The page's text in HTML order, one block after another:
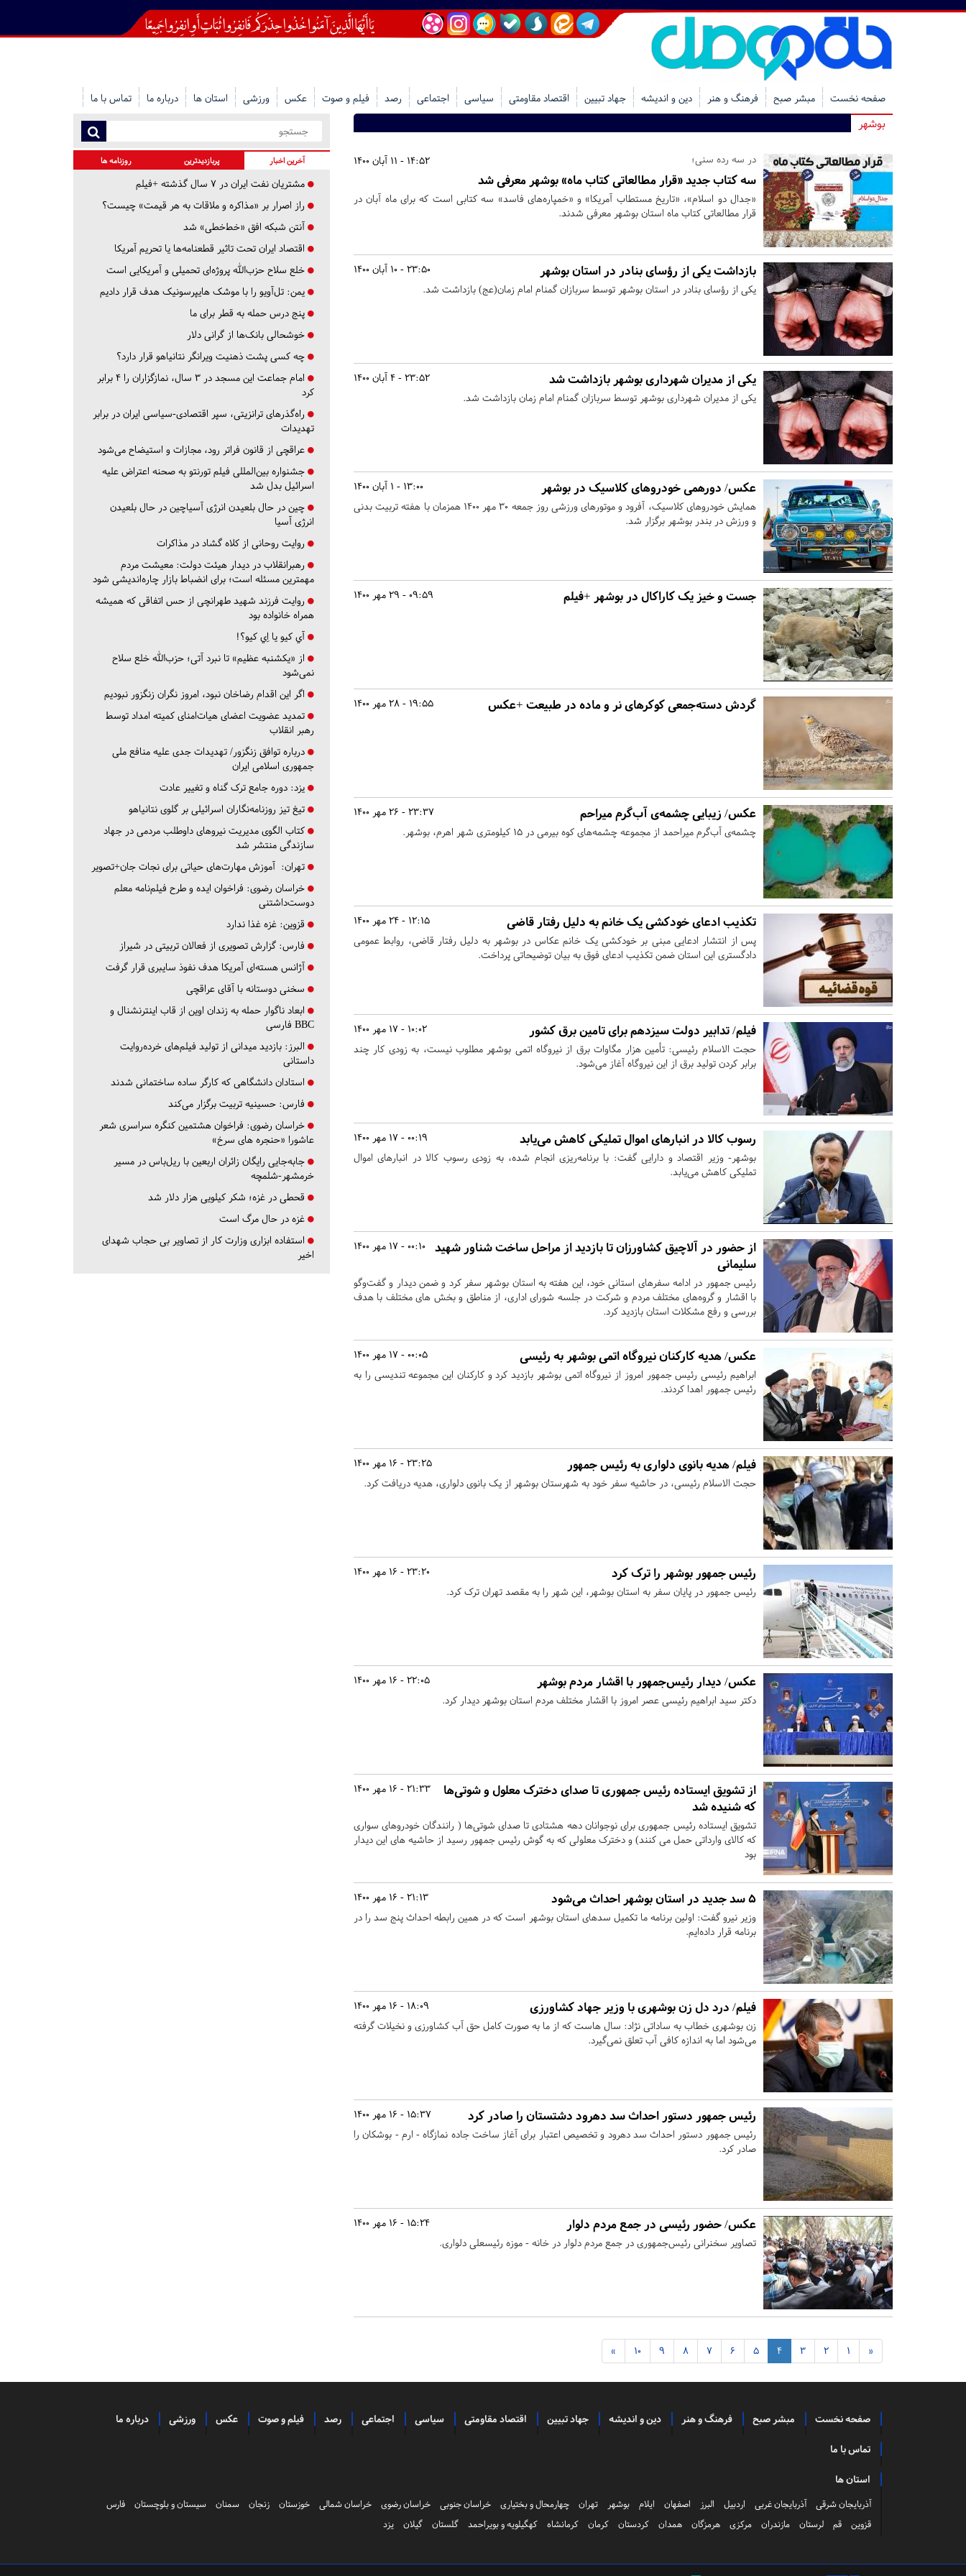
صفحه نخست مبشر صبح فرهنگ و هنر دین و اندیشه جهاد تبیین اقتصاد مقاومتی سیاسی اجتماعی رصد فیلم و صوت عکس ورزشی استان ها درباره ما تماس با ما
بوشهر
14:52 - 11 آبان 1400 در سه رده سنی؛
سه کتاب جدید «قرار مطالعاتی کتاب ماه» بوشهر معرفی شد
«جدال دو اسلام»، «تاریخ مستطاب آمریکا» و «خمپاره‌های فاسد» سه کتابی است که برای ماه آبان در
قرار مطالعاتی کتاب ماه استان بوشهر معرفی شدند.
23:50 - 10 آبان 1400 بازداشت یکی از رؤسای بنادر در استان بوشهر
یکی از رؤسای بنادر در استان بوشهر توسط سربازان گمنام امام زمان(عج) بازداشت شد.
23:52 - 4 آبان 1400 یکی از مدیران شهرداری بوشهر بازداشت شد
یکی از مدیران شهرداری بوشهر توسط سربازان گمنام امام زمان بازداشت شد.
13:00 - 1 آبان 1400 عکس/ دورهمی خودروهای کلاسیک در بوشهر
همایش خودروهای کلاسیک، آفرود و موتورهای ورزشی روز جمعه ۳۰ مهر ۱۴۰۰ همزمان با هفته تربیت بدنی
و ورزش در بندر بوشهر برگزار شد.
09:59 - 29 مهر 1400 جست و خیز یک کاراکال در بوشهر +فیلم
19:55 - 28 مهر 1400 گردش دسته‌جمعی کوکرهای نر و ماده در طبیعت +عکس
23:37 - 26 مهر 1400 عکس/ زیبایی چشمه‌ی آب‌گرم میراحم
چشمه‌ی آب‌گرم میراحمد از مجموعه چشمه‌های ﮐﻮه بیرمی در ۱۵ کیلومتری شهر اهرم، بوشهر.‌
12:15 - 24 مهر 1400 تکذیب ادعای خودکشی یک خانم به دلیل رفتار قاضی
پس از انتشار ادعایی مبنی بر خودکشی یک خانم عکاس در بوشهر به دلیل رفتار قاضی، روابط عمومی
دادگستری این استان ضمن تکذیب ادعای فوق به بیان توضیحاتی پرداخت.
10:02 - 17 مهر 1400 فیلم/ تدابیر دولت سیزدهم برای تامین برق کشور
حجت الاسلام رئیسی: تأمین هزار مگاوات برق از نیروگاه اتمی بوشهر مطلوب نیست، به زودی کار چند
برابر کردن تولید برق از این نیروگاه آغاز می‌شود.
00:19 - 17 مهر 1400 رسوب کالا در انبارهای اموال تملیکی کاهش می‌یابد
بوشهر- وزیر اقتصاد و دارایی گفت: با برنامه‌ریزی انجام شده، به زودی رسوب کالا در انبارهای اموال
تملیکی کاهش می‌یابد.
00:10 - 17 مهر 1400
از حضور در آلاچیق کشاورزان تا بازدید از مراحل ساخت شناور شهید
سلیمانی
رئیس جمهور در ادامه سفرهای استانی خود، این هفته به استان بوشهر سفر کرد و ضمن دیدار و گفت‌وگو
با اقشار و گروه‌های مختلف مردم و شرکت در جلسه شورای اداری، از مناطق و بخش های مختلف با هدف
بررسی و رفع مشکلات استان بازدید کرد.
00:05 - 17 مهر 1400 عکس/ هدیه کارکنان نیروگاه اتمی بوشهر به رئیسی
ابراهیم رئیسی رئیس جمهور امروز از نیروگاه اتمی بوشهر بازدید کرد و کارکنان این مجموعه تندیسی را به
رئیس جمهور اهدا کردند.
23:25 - 16 مهر 1400 فیلم/ هدیه بانوی دلواری به رئیس جمهور
حجت الاسلام رئیسی، در حاشیه سفر خود به شهرستان بوشهر از یک بانوی دلواری، هدیه دریافت کرد.
23:20 - 16 مهر 1400 رئیس جمهور بوشهر را ترک کرد
رئیس جمهور در پایان سفر به استان بوشهر، این شهر را به مقصد تهران ترک کرد.
22:05 - 16 مهر 1400 عکس/ دیدار رئیس‌جمهور با اقشار مردم بوشهر
دکتر سید ابراهیم رئیسی عصر امروز با اقشار مختلف مردم استان بوشهر دیدار کرد.
21:33 - 16 مهر 1400
از تشویق ایستاده رئیس جمهوری تا صدای دخترک معلول و شوتی‌ها
که شنیده شد
تشویق ایستاده رئیس جمهوری برای نوجوانان دهه هشتادی تا صدای شوتی‌ها ( رانندگان خودروهای سواری
که کالای وارداتی حمل می کنند) و دخترک معلولی که به گوش رئیس جمهور رسید از حاشیه های این دیدار
بود
21:13 - 16 مهر 1400 ۵ سد جدید در استان بوشهر احداث می‌شود
وزیر نیرو گفت: اولین برنامه ما تکمیل سدهای استان بوشهر است که در همین رابطه احداث پنج سد را در
برنامه قرار داده‌ایم.
18:09 - 16 مهر 1400 فیلم/ درد دل زن بوشهری با وزیر جهاد کشاورزی
زن بوشهری خطاب به ساداتی نژاد: سال هاست که از ما به صورت کامل حق آب کشاورزی و نخیلات گرفته
می‌شود اما به اندازه کافی آب تعلق نمی‌گیرد.
15:37 - 16 مهر 1400 رئیس جمهور دستور احداث سد دهرود دشتستان را صادر کرد
رئیس جمهور دستور احداث سد دهرود و تخصیص اعتبار برای آغاز ساخت جاده نمازگاه - ارم - بوشکان را
صادر کرد.
15:24 - 16 مهر 1400 عکس/ حضور رئیسی در جمع مردم دلوار
تصاویر سخنرانی رئیس‌جمهوری در جمع مردم دلوار در خانه - موزه رئیسعلی دلواری.
«
1
2
3
4
5
6
7
8
9
10
»
آخرین اخبار پربازدیدترین روزنامه ها
مشتریان نفت ایران در ۷ سال گذشته +فیلم
راز اصرار بر «مذاکره و ملاقات به هر قیمت» چیست؟
آنتن شبکه افق «خط‌خطی» شد
اقتصاد ایران تحت تاثیر قطعنامه‌ها یا تحریم‌ آمریکا
خلع سلاح حزب‌الله پروژه‌ای تحمیلی و آمریکایی است
یمن: تل‌آویو را با موشک هایپرسونیک هدف قرار دادیم
پنج درس‌ حمله به قطر برای ما
خوشحالی بانک‌ها از گرانی دلار
چه کسی پشت ذهنیت ویرانگر نتانیاهو قرار دارد؟
امام جماعت این مسجد در ۳ سال، نمازگزاران را ۴ برابر
کرد
راه‌گذرهای ترانزیتی، سپر اقتصادی-سیاسی ایران در برابر
تهدیدات
عراقچی از قانون فراتر رود، مجازات و استیضاح می‌شود
جشنواره بین‌المللی فیلم تورنتو به صحنه اعتراض علیه
اسرائیل بدل شد
چین در حال بلعیدن انرژی آسیاچین در حال بلعیدن
انرژی آسیا
روایت روحانی از کلاه گشاد در مذاکرات
رهبرانقلاب در دیدار هیئت دولت: معیشت مردم
مهمترین مسئله است؛ برای انضباط بازار چاره‌اندیشی شود
روایت فرزند شهید طهرانچی از حس اتفاقی که همیشه
همراه خانواده بود
آي كيو يا اِي كيو؟!
از «یکشنبه عظیم» تا نبرد آتی؛ حزب‌الله خلع سلاح
نمی‌شود
اگر این اقدام رضاخان نبود، امروز نگران زنگزور نبودیم
تمدید عضویت اعضای هیات‌امنای کمیته امداد توسط
رهبر انقلاب
درباره توافق زنگزور/ تهدیدات جدی علیه منافع ملی
جمهوری اسلامی ایران
یزد: دوره جامع ترک گناه و تغییر عادت
تیغ تیز روزنامه‌نگاران اسرائیلی بر گلوی نتانیاهو
کتاب الگوی مدیریت نیروهای داوطلب مردمی در جهاد
سازندگی منتشر شد
تهران: آموزش مهارت‌های حیاتی برای نجات جان+تصویر
خراسان رضوی: فراخوان ایده و طرح فیلم‌نامه معلم
دوست‌داشتنی
قزوین: غزه غذا ندارد
فارس: گزارش تصویری از فعالان تربیتی در شیراز
آژانس هسته‌ای آمریکا هدف نفوذ سایبری قرار گرفت
سخنی دوستانه با آقای عراقچی
ابعاد ناگوار حمله به زندان اوین از قاب اینترنشنال و
BBC فارسی
البرز: بازدید میدانی از تولید فیلم‌های خرده‌روایت
داستانی
استادان دانشگاهی که کارگر ساده ساختمانی شدند
فارس: حسینیه تربیت برگزار می‌کند
خراسان رضوی: فراخوان هشتمین کنگره سراسری شعر
عاشورا «حنجره های سرخ»
جابه‌جایی رایگان زائران اربعین با ریل‌باس در مسیر
خرمشهر-شلمچه
قحطی در غزه؛ شکر کیلویی هزار دلار شد
غزه در حال مرگ است
استفاده ابزاری وزارت کار از تصاویر بی حجاب شهدای
اخیر
صفحه نخست مبشر صبح فرهنگ و هنر دین و اندیشه جهاد تبیین اقتصاد مقاومتی سیاسی اجتماعی رصد فیلم و صوت عکس ورزشی درباره ما
تماس با ما
استان ها
آذربایجان شرقی آذربایجان غربی اردبیل البرز اصفهان ایلام بوشهر تهران چهارمحال و بختیاری خراسان جنوبی خراسان رضوی خراسان شمالی خوزستان زنجان سمنان سیستان و بلوچستان
فارس
قزوین
قم لرستان مازندران مرکزی هرمزگان همدان کردستان کرمان کرمانشاه کهگیلویه و بویراحمد گلستان گیلان یزد